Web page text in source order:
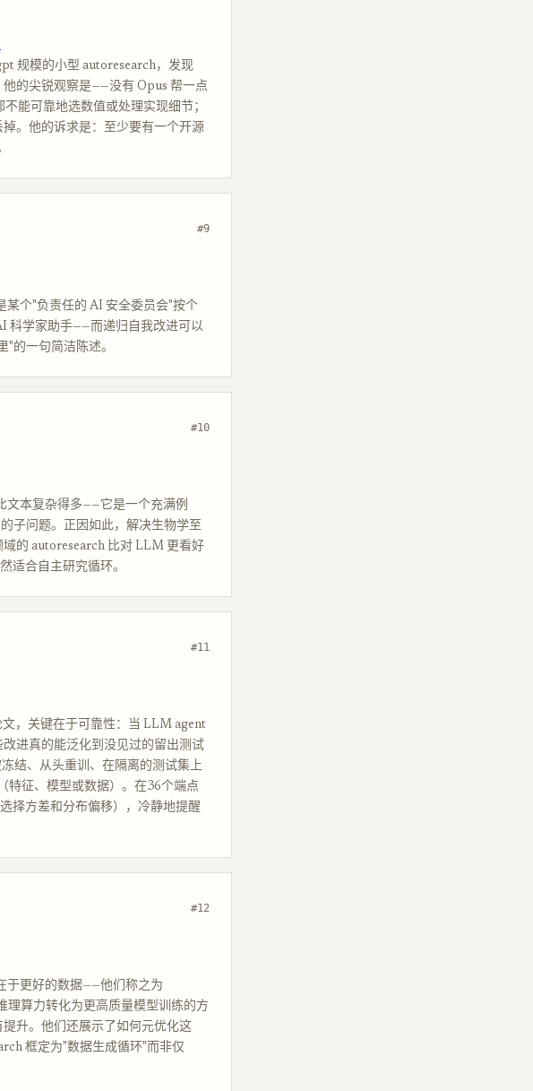
规模的小型 autoresearch，发现
的尖锐观察是——没有 Opus 帮一点
能可靠地选数值或处理实现细节；
。他的诉求是：至少要有一个开源
#9
某个"负责任的 AI 安全委员会"按个
科学家助手——而递归自我改进可以
"的一句简洁陈述。
#10
文本复杂得多——它是一个充满例
子问题。正因如此，解决生物学至
的 autoresearch 比对 LLM 更看好
适合自主研究循环。
#11
，关键在于可靠性：当 LLM agent
进真的能泛化到没见过的留出测试
结、从头重训、在隔离的测试集上
特征、模型或数据）。在36个端点
择方差和分布偏移），冷静地提醒
#12
于更好的数据——他们称之为
算力转化为更高质量模型训练的方
升。他们还展示了如何元优化这
框定为"数据生成循环"而非仅